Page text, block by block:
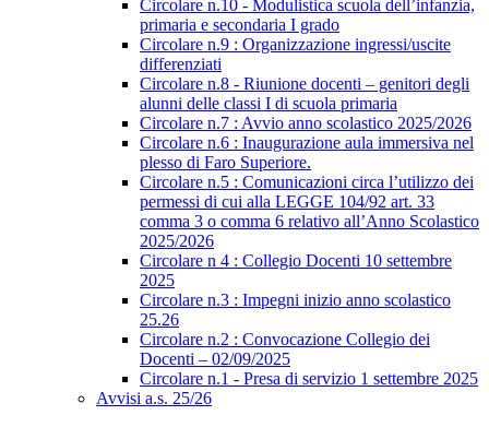
Circolare n.10 - Modulistica scuola dell’infanzia,
primaria e secondaria I grado
Circolare n.9 : Organizzazione ingressi/uscite
differenziati
Circolare n.8 - Riunione docenti – genitori degli
alunni delle classi I di scuola primaria
Circolare n.7 : Avvio anno scolastico 2025/2026
Circolare n.6 : Inaugurazione aula immersiva nel
plesso di Faro Superiore.
Circolare n.5 : Comunicazioni circa l’utilizzo dei
permessi di cui alla LEGGE 104/92 art. 33
comma 3 o comma 6 relativo all’Anno Scolastico
2025/2026
Circolare n 4 : Collegio Docenti 10 settembre
2025
Circolare n.3 : Impegni inizio anno scolastico
25.26
Circolare n.2 : Convocazione Collegio dei
Docenti – 02/09/2025
Circolare n.1 - Presa di servizio 1 settembre 2025
Avvisi a.s. 25/26